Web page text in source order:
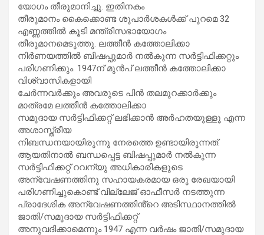
യോഗം തീരുമാനിച്ചു. ഇതിനകം
തീരുമാനം കൈക്കൊണ്ട ശുപാർശകൾക്ക് പുറമെ 32
എണ്ണത്തിൽ കൂടി മന്ത്രിസഭായോഗം
തീരുമാനമെടുത്തു. ലത്തീൻ കത്തോലിക്കാ
നിർണയത്തിൽ ബിഷപ്പുമാർ നൽകുന്ന സർ‌ട്ടിഫിക്കറ്റും
പരി​ഗണിക്കും. 1947ന് മുൻപ് ലത്തീൻ കത്തോലിക്കാ
വിശ്വാസികളായി
ചേർന്നവർക്കും അവരുടെ പിൻ തലമുറക്കാർക്കും
മാത്രമേ ലത്തീൻ കത്തോലിക്കാ
സമുദായ സർട്ടിഫിക്കറ്റ് ലഭിക്കാൻ അർഹതയുള്ളൂ എന്ന
അശാസ്ത്രീയ
നിബന്ധനയായിരുന്നു നേരത്തെ ഉണ്ടായിരുന്നത്.
ആയതിനാൽ ബന്ധപ്പെട്ട ബിഷപ്പുമാർ നൽകുന്ന
സർട്ടിഫിക്കറ്റ് റവന്യു അധികാരികളുടെ
അന്വേഷണത്തിനു സഹായകരമായ ഒരു രേഖയായി
പരിഗണിച്ചുകൊണ്ട് വില്ലേജ് ഓഫീസർ നടത്തുന്ന
പ്രാദേശിക അന്വേഷണത്തിൻ്റെ അടിസ്ഥാനത്തിൽ
ജാതി/സമുദായ സർട്ടിഫിക്കറ്റ്
അനുവദിക്കാമെന്നും 1947 എന്ന വർഷം ജാതി/സമുദായ